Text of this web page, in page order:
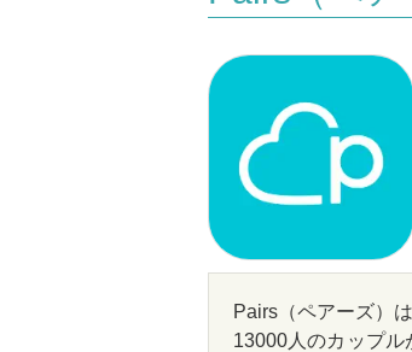
Pairs（ペアーズ）
13000人のカップル